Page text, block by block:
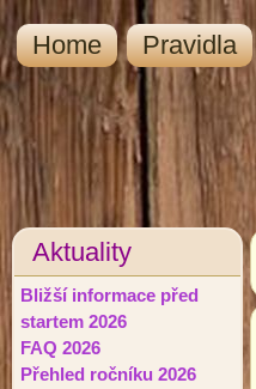
Home Pravidla
Aktuality
Bližší informace před
startem 2026
FAQ 2026
Přehled ročníku 2026